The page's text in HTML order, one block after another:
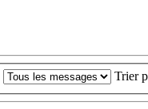
Trier